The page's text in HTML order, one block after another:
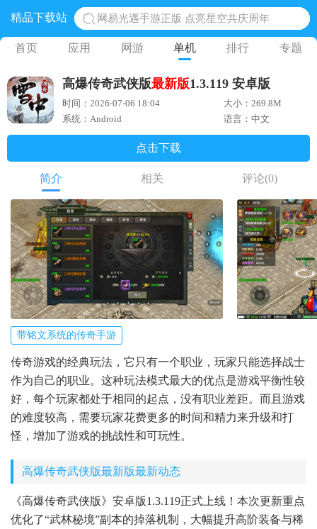
精品下载站
网易光遇手游正版 点亮星空共庆周年
黎明觉醒生机腾讯正版 黎明觉醒生机国际服
蛋仔派对下载 蛋仔派对体验服
奥特曼王者传奇 正版奥特曼游戏
地铁跑酷体验服国际服 地铁跑酷体验服版本
首页 应用 网游 单机 排行 专题
高爆传奇武侠版最新版1.3.119 安卓版
时间：2026-07-06 18:04
大小：269.8M
系统：Android
语言：中文
点击下载
简介 相关 评论(0)
带铭文系统的传奇手游
传奇游戏的经典玩法，它只有一个职业，玩家只能选择战士
作为自己的职业。这种玩法模式最大的优点是游戏平衡性较
好，每个玩家都处于相同的起点，没有职业差距。而且游戏
的难度较高，需要玩家花费更多的时间和精力来升级和打
怪，增加了游戏的挑战性和可玩性。
高爆传奇武侠版最新版最新动态
《高爆传奇武侠版》安卓版1.3.119正式上线！本次更新重点
优化了“武林秘境”副本的掉落机制，大幅提升高阶装备与稀